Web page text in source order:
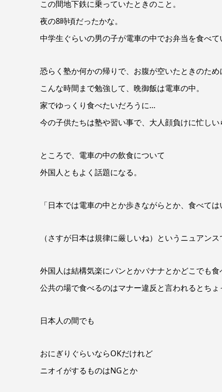
この間地下鉄に乗っていたときのこと。
夜の8時頃だったかな。
中学生ぐらいの男の子が電車の中でお弁当を食べて
恐らく塾か何かの帰りで、お腹が空いたときのため
こんな時間まで勉強して、晩御飯は電車の中。
家でゆっくり食べたいだろうに…
今の子供たちは塾や習い事で、大人顔負けに忙しい
ところで、電車の中の飲食について
外国人ともよく話題になる。
「日本では電車の中とか歩きながらとか、食べては
（さすが日本は規律に厳しいね）というニュアンス
外国人は結構気楽にパンとかバナナとかどこでも食
公共の場で食べるのはマナー違反と言われるとちょ
日本人の間でも
おにぎりぐらいならOKだけれど
ニオイがするものはNGとか